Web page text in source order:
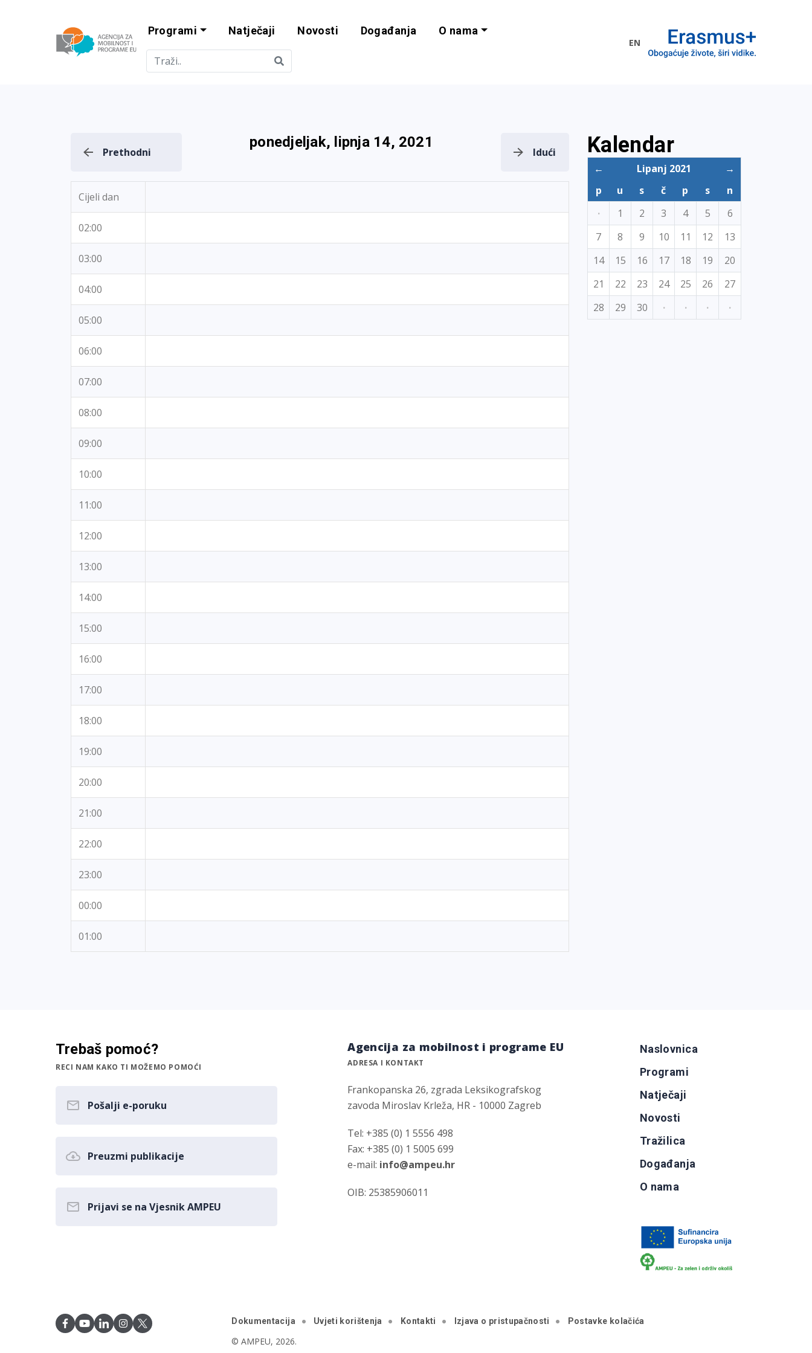
Agencija za mobilnost i programe EU
Programi Natječaji Novosti Događanja O nama
EN
Prethodni
ponedjeljak, lipnja 14, 2021
Idući
Cijeli dan
02:00
03:00
04:00
05:00
06:00
07:00
08:00
09:00
10:00
11:00
12:00
13:00
14:00
15:00
16:00
17:00
18:00
19:00
20:00
21:00
22:00
23:00
00:00
01:00
Kalendar
← Lipanj 2021
→
p
u s č p s
n
·
1 2 3 4 5
6
7
8 9 10 11 12
13
14
15 16 17 18 19
20
21
22 23 24 25 26
27
28
29 30 · · · ·
Trebaš pomoć?
RECI NAM KAKO TI MOŽEMO POMOĆI
Pošalji e-poruku
Preuzmi publikacije
Prijavi se na Vjesnik AMPEU
Agencija za mobilnost i programe EU
ADRESA I KONTAKT
Frankopanska 26, zgrada Leksikografskog
zavoda Miroslav Krleža, HR - 10000 Zagreb
Tel: +385 (0) 1 5556 498
Fax: +385 (0) 1 5005 699
e-mail: info@ampeu.hr
OIB: 25385906011
Naslovnica
Programi
Natječaji
Novosti
Tražilica
Događanja
O nama
Dokumentacija Uvjeti korištenja Kontakti Izjava o pristupačnosti Postavke kolačića
© AMPEU, 2026.